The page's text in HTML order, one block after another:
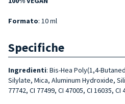
Formato: 10 ml
Specifiche
Ingredienti: Bis-Hea Poly(1,4-
Silylate, Mica, Aluminum Hydroxide,
77742, CI 77499, CI 47005, CI 16035, CI